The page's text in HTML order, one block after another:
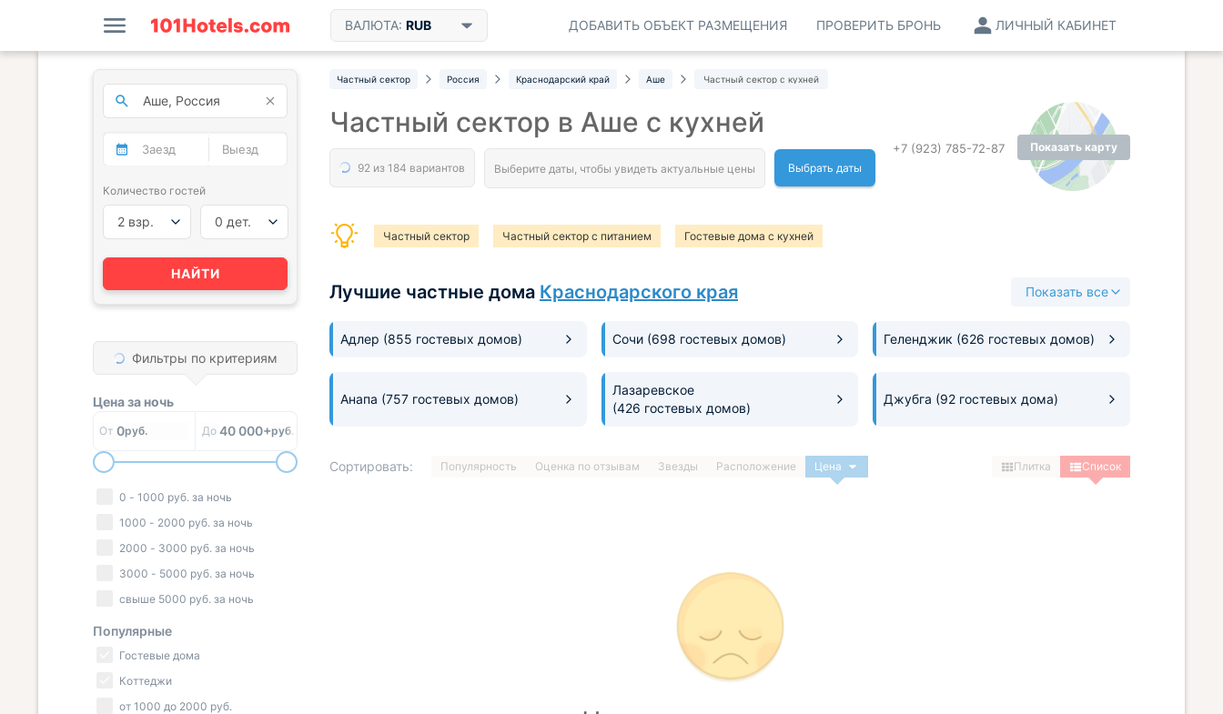
ВАЛЮТА: RUB ЛИЧНЫЙ КАБИНЕТ
ПРОВЕРИТЬ БРОНЬ
ДОБАВИТЬ ОБЪЕКТ РАЗМЕЩЕНИЯ
Частный сектор Россия Краснодарский край Аше Частный сектор с кухней
Показать карту
+7 (923) 785-72-87
Частный сектор в Аше с кухней
Выбрать даты
Частный сектор Частный сектор с питанием Гостевые дома с кухней
Лучшие частные дома Краснодарского края Показать все
Адлер (855 гостевых домов) Сочи (698 гостевых домов) Геленджик (626 гостевых домов)
Анапа (757 гостевых домов)
Лазаревское
(426 гостевых домов)
Джубга (92 гостевых дома)
Сортировать: Популярность Оценка по отзывам Звезды Расположение Цена Плитка Список
Количество гостей
2 взр. 0 дет.
НАЙТИ
Фильтры по критериям
Цена за ночь
От 0руб. До 40 000+руб.
0 - 1000 руб. за ночь
1000 - 2000 руб. за ночь
2000 - 3000 руб. за ночь
3000 - 5000 руб. за ночь
свыше 5000 руб. за ночь
Популярные
Гостевые дома
Коттеджи
от 1000 до 2000 руб.